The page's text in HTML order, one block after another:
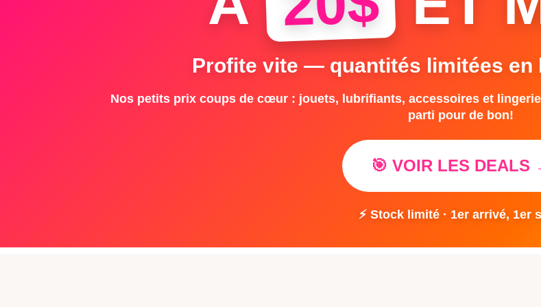
Profite vite — quantités limitées en
Nos petits prix coups de cœur : jouets, lubrifiants, accessoires et
parti pour de bon!
🎯 VOIR LES DEALS
⚡ Stock limité · 1er arrivé, 1er